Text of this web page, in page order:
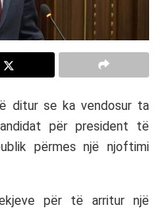
ditur se ka vendosur ta
për president të
përmes një njoftimi
për të arritur një